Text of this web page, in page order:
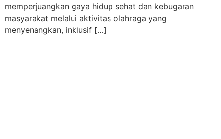
memperjuangkan gaya hidup sehat dan kebugaran
masyarakat melalui aktivitas olahraga yang
menyenangkan, inklusif […]